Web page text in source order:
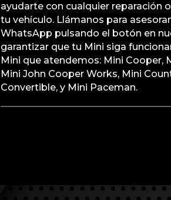
ayudarte con cualquier reparación
tu vehículo. Llámanos para
WhatsApp pulsando el botón en
garantizar que tu Mini siga
Mini que atendemos: Mini Cooper,
Mini John Cooper Works, Mini
Convertible, y Mini Paceman.